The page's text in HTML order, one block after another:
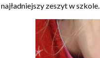
zeszyt w szkole.